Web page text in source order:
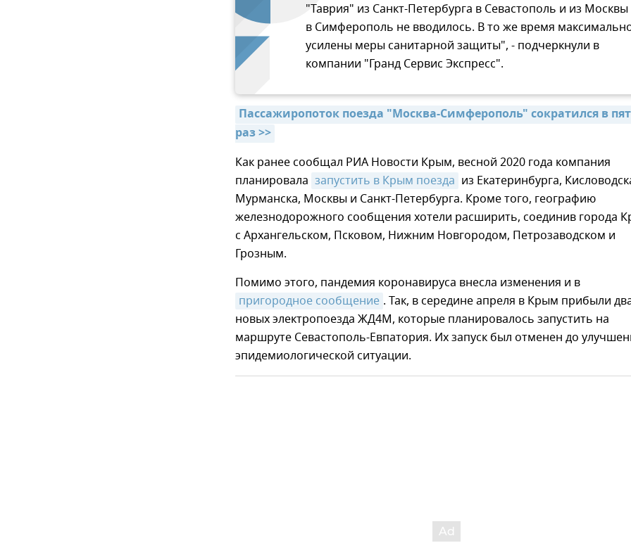
"Таврия" из Санкт-Петербурга в Севастополь и из Москвы
в Симферополь не вводилось. В то же время
усилены меры санитарной защиты", - подчеркнули в
компании "Гранд Сервис Экспресс".
Пассажиропоток поезда "Москва-Симферополь" сократился в
раз >>
Как ранее сообщал РИА Новости Крым, весной 2020 года компания
планировала запустить в Крым поезда из Екатеринбурга,
Мурманска, Москвы и Санкт-Петербурга. Кроме того, географию
железнодорожного сообщения хотели расширить, соединив города
с Архангельском, Псковом, Нижним Новгородом, Петрозаводском и
Грозным.
Помимо этого, пандемия коронавируса внесла изменения и в
пригородное сообщение . Так, в середине апреля в Крым прибыли
новых электропоезда ЖД4М, которые планировалось запустить на
маршруте Севастополь-Евпатория. Их запуск был отменен до
эпидемиологической ситуации.